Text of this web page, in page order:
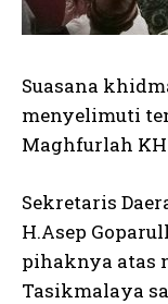
Suasana
menyelimuti
Maghfurlah
Sekretaris
H.Asep
pihaknya atas
Tasikmalaya